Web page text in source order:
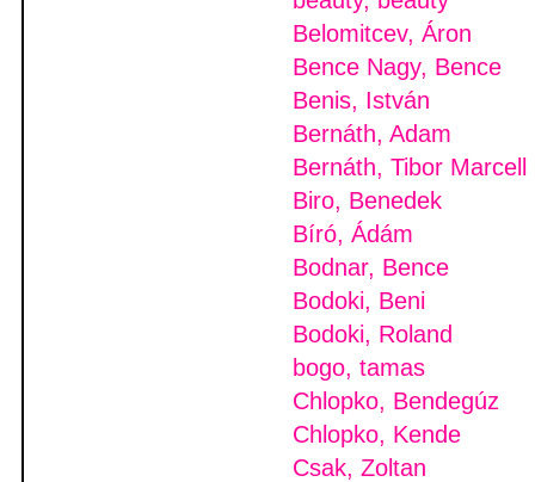
Belomitcev, Áron
Bence Nagy, Bence
Benis, István
Bernáth, Adam
Bernáth, Tibor Marcell
Biro, Benedek
Bíró, Ádám
Bodnar, Bence
Bodoki, Beni
Bodoki, Roland
bogo, tamas
Chlopko, Bendegúz
Chlopko, Kende
Csak, Zoltan